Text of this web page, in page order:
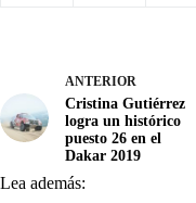
ANTERIOR
Cristina Gutiérrez
logra un histórico
puesto 26 en el
Dakar 2019
Lea además: